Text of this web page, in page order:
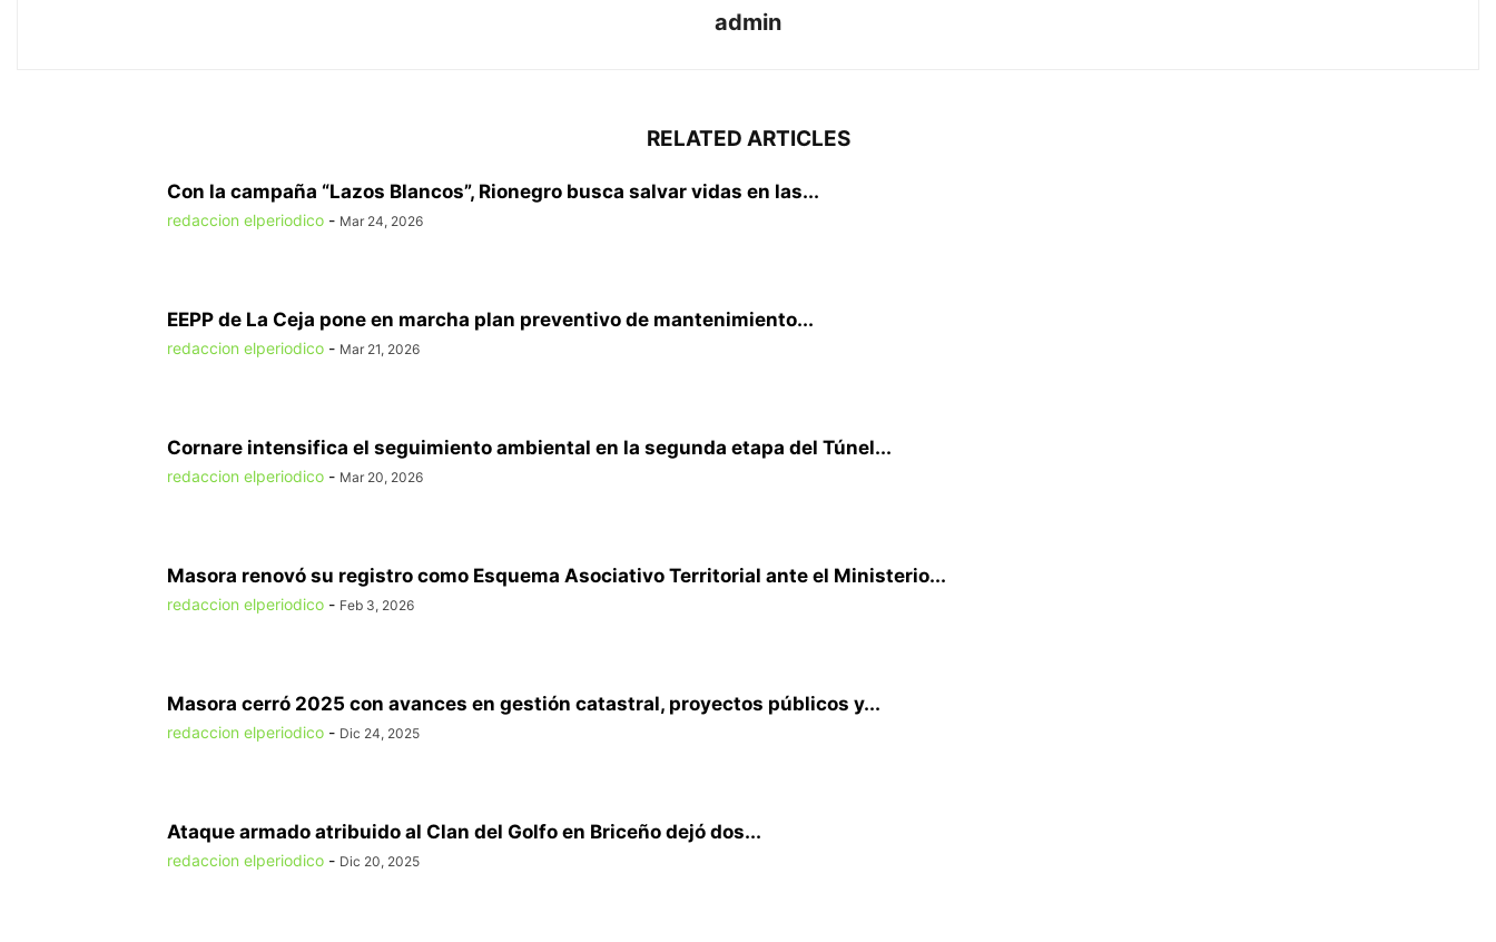
admin
RELATED ARTICLES
Con la campaña “Lazos Blancos”, Rionegro busca salvar vidas en las...
redaccion elperiodico - Mar 24, 2026
EEPP de La Ceja pone en marcha plan preventivo de mantenimiento...
redaccion elperiodico - Mar 21, 2026
Cornare intensifica el seguimiento ambiental en la segunda etapa del Túnel...
redaccion elperiodico - Mar 20, 2026
Masora renovó su registro como Esquema Asociativo Territorial ante el Ministerio...
redaccion elperiodico - Feb 3, 2026
Masora cerró 2025 con avances en gestión catastral, proyectos públicos y...
redaccion elperiodico - Dic 24, 2025
Ataque armado atribuido al Clan del Golfo en Briceño dejó dos...
redaccion elperiodico - Dic 20, 2025